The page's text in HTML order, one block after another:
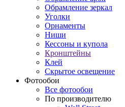
Обрамление зеркал
Уголки
Орнаменты
Ниши
Кессоны и купола
Кронштейны
Клей
Скрытое освещение
Фотообои
Все фотообои
По производителю